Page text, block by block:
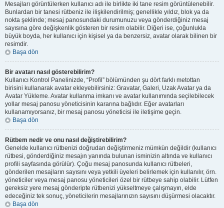
Mesajları görüntülerken kullanıcı adı ile birlikte iki tane resim görüntülenebilir.
Bunlardan bir tanesi rütbeniz ile ilişkilendirilmiş; genellikle yıldız, blok ya da
nokta şeklinde; mesaj panosundaki durumunuzu veya gönderdiğiniz mesaj
sayısına göre değişkenlik gösteren bir resim olabilir. Diğeri ise, çoğunlukla
büyük boyda, her kullanıcı için kişisel ya da benzersiz, avatar olarak bilinen bir
resimdir.
Başa dön
Bir avatarı nasıl gösterebilirim?
Kullanıcı Kontrol Panelinizde, “Profil” bölümünden şu dört farklı metottan
birisini kullanarak avatar ekleyebilirsiniz: Gravatar, Galeri, Uzak Avatar ya da
Avatar Yükleme. Avatar kullanma imkanı ve avatar kullanımında seçilebilecek
yollar mesaj panosu yöneticisinin kararına bağlıdır. Eğer avatarları
kullanamıyorsanız, bir mesaj panosu yöneticisi ile iletişime geçin.
Başa dön
Rütbem nedir ve onu nasıl değiştirebilirim?
Genelde kullanıcı rütbenizi doğrudan değiştirmeniz mümkün değildir (kullanıcı
rütbesi, gönderdiğiniz mesajın yanında bulunan isminizin altında ve kullanıcı
profili sayfasında görülür). Çoğu mesaj panosunda kullanıcı rütbeleri,
gönderilen mesajların sayısını veya yetkili üyeleri belirlemek için kullanılır, örn.
yöneticiler veya mesaj panosu yöneticileri özel bir rütbeye sahip olabilir. Lütfen
gereksiz yere mesaj gönderipte rütbenizi yükseltmeye çalışmayın, elde
edeceğiniz tek sonuç, yöneticilerin mesajlarınızın sayısını düşürmesi olacaktır.
Başa dön